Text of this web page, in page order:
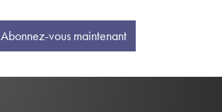
Abonnez-vous maintenant